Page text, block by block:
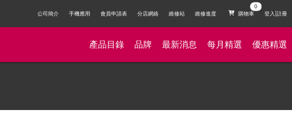
公司簡介 手機應用 會員申請表 分店網絡 維修站 維修進度 購物車 登入|註冊
產品目錄 品牌 最新消息 每月精選 優惠精選